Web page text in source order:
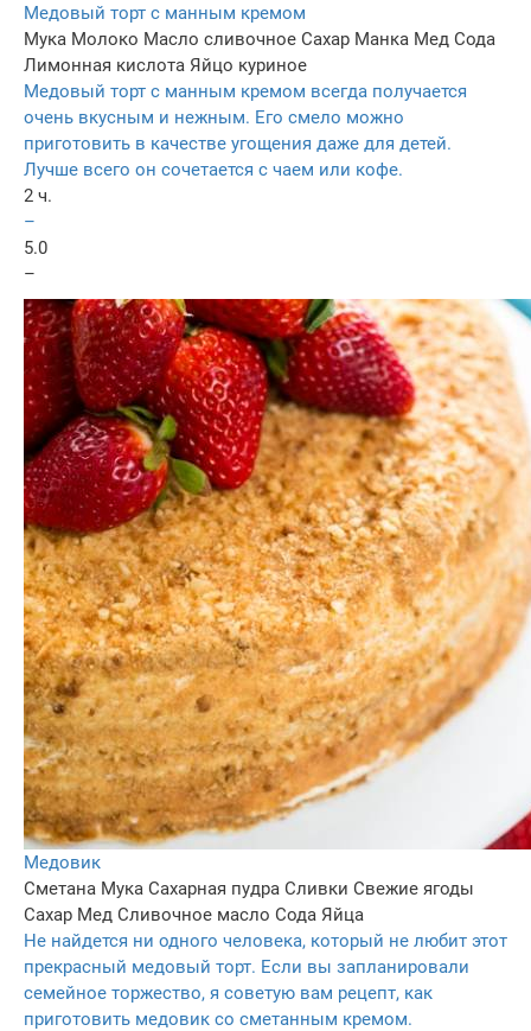
Медовый торт с манным кремом
Мука Молоко Масло сливочное Сахар Манка Мед Сода
Лимонная кислота Яйцо куриное
Медовый торт с манным кремом всегда получается
очень вкусным и нежным. Его смело можно
приготовить в качестве угощения даже для детей.
Лучше всего он сочетается с чаем или кофе.
2 ч.
–
5.0
–
Медовик
Сметана Мука Сахарная пудра Сливки Свежие ягоды
Сахар Мед Сливочное масло Сода Яйца
Не найдется ни одного человека, который не любит этот
прекрасный медовый торт. Если вы запланировали
семейное торжество, я советую вам рецепт, как
приготовить медовик со сметанным кремом.